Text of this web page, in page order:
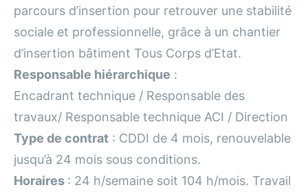
parcours d’insertion pour retrouver une stabilité
sociale et professionnelle, grâce à un chantier
d’insertion bâtiment Tous Corps d’Etat.
Responsable hiérarchique :
Encadrant technique / Responsable des
travaux/ Responsable technique ACI / Direction
Type de contrat : CDDI de 4 mois, renouvelable
jusqu’à 24 mois sous conditions.
Horaires : 24 h/semaine soit 104 h/mois. Travail